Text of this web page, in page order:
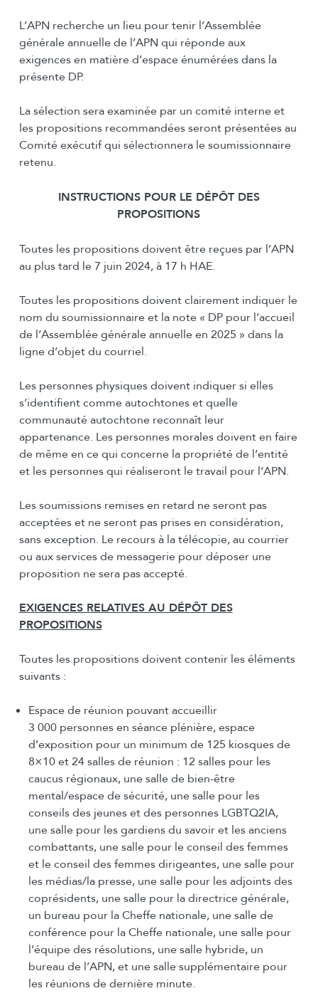
L’APN recherche un lieu pour tenir l’Assemblée
générale annuelle de l’APN qui réponde aux
exigences en matière d’espace énumérées dans la
présente DP.
La sélection sera examinée par un comité interne et
les propositions recommandées seront présentées au
Comité exécutif qui sélectionnera le soumissionnaire
retenu.
INSTRUCTIONS POUR LE DÉPÔT DES
PROPOSITIONS
Toutes les propositions doivent être reçues par l’APN
au plus tard le 7 juin 2024, à 17 h HAE.
Toutes les propositions doivent clairement indiquer le
nom du soumissionnaire et la note « DP pour l’accueil
de l’Assemblée générale annuelle en 2025 » dans la
ligne d’objet du courriel.
Les personnes physiques doivent indiquer si elles
s’identifient comme autochtones et quelle
communauté autochtone reconnaît leur
appartenance. Les personnes morales doivent en faire
de même en ce qui concerne la propriété de l’entité
et les personnes qui réaliseront le travail pour l’APN.
Les soumissions remises en retard ne seront pas
acceptées et ne seront pas prises en considération,
sans exception. Le recours à la télécopie, au courrier
ou aux services de messagerie pour déposer une
proposition ne sera pas accepté.
EXIGENCES RELATIVES AU DÉPÔT DES
PROPOSITIONS
Toutes les propositions doivent contenir les éléments
suivants :
Espace de réunion pouvant accueillir
3 000 personnes en séance plénière, espace
d’exposition pour un minimum de 125 kiosques de
8×10 et 24 salles de réunion : 12 salles pour les
caucus régionaux, une salle de bien-être
mental/espace de sécurité, une salle pour les
conseils des jeunes et des personnes LGBTQ2IA,
une salle pour les gardiens du savoir et les anciens
combattants, une salle pour le conseil des femmes
et le conseil des femmes dirigeantes, une salle pour
les médias/la presse, une salle pour les adjoints des
coprésidents, une salle pour la directrice générale,
un bureau pour la Cheffe nationale, une salle de
conférence pour la Cheffe nationale, une salle pour
l’équipe des résolutions, une salle hybride, un
bureau de l’APN, et une salle supplémentaire pour
les réunions de dernière minute.